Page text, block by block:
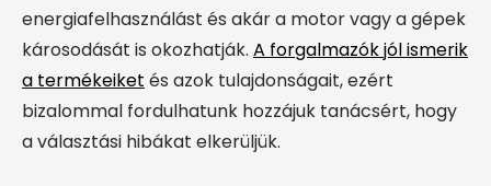
energiafelhasználást és akár a motor vagy a gépek
károsodását is okozhatják. A forgalmazók jól ismerik
a termékeiket és azok tulajdonságait, ezért
bizalommal fordulhatunk hozzájuk tanácsért, hogy
a választási hibákat elkerüljük.